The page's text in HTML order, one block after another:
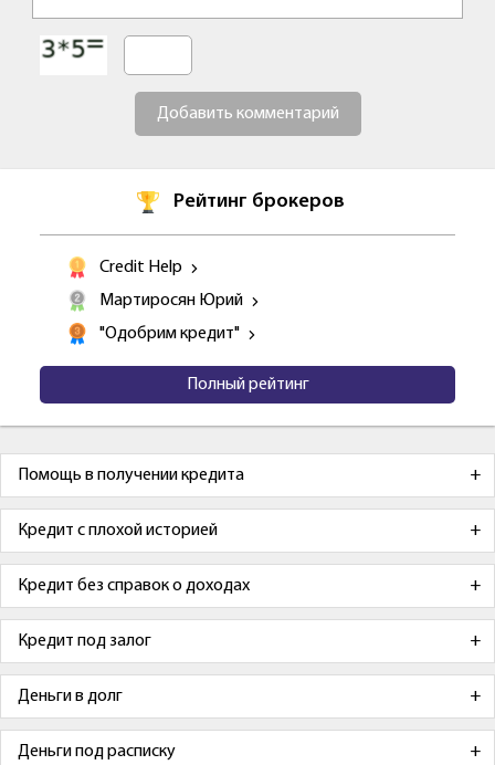
Добавить комментарий
Рейтинг брокеров
Credit Help
Мартиросян Юрий
"Одобрим кредит"
Полный рейтинг
Помощь в получении кредита
Кредит с плохой историей
Кредит без справок о доходах
Кредит под залог
Деньги в долг
Деньги под расписку